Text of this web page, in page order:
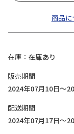
商品
在庫
在庫あり
販売期間
2024年07月10日～
配送期間
2024年07月17日～